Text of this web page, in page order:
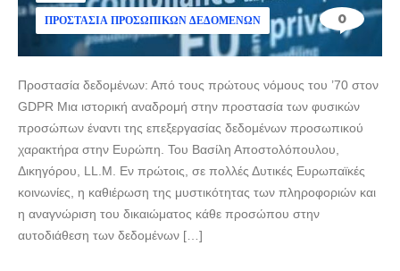
ΠΡΟΣΤΑΣΊΑ ΠΡΟΣΩΠΙΚΏΝ ΔΕΔΟΜΈΝΩΝ 0
Προστασία δεδομένων: Από τους πρώτους νόμους του ’70 στον
GDPR Μια ιστορική αναδρομή στην προστασία των φυσικών
προσώπων έναντι της επεξεργασίας δεδομένων προσωπικού
χαρακτήρα στην Ευρώπη. Του Βασίλη Αποστολόπουλου,
Δικηγόρου, LL.M. Εν πρώτοις, σε πολλές Δυτικές Ευρωπαϊκές
κοινωνίες, η καθιέρωση της μυστικότητας των πληροφοριών και
η αναγνώριση του δικαιώματος κάθε προσώπου στην
αυτοδιάθεση των δεδομένων […]